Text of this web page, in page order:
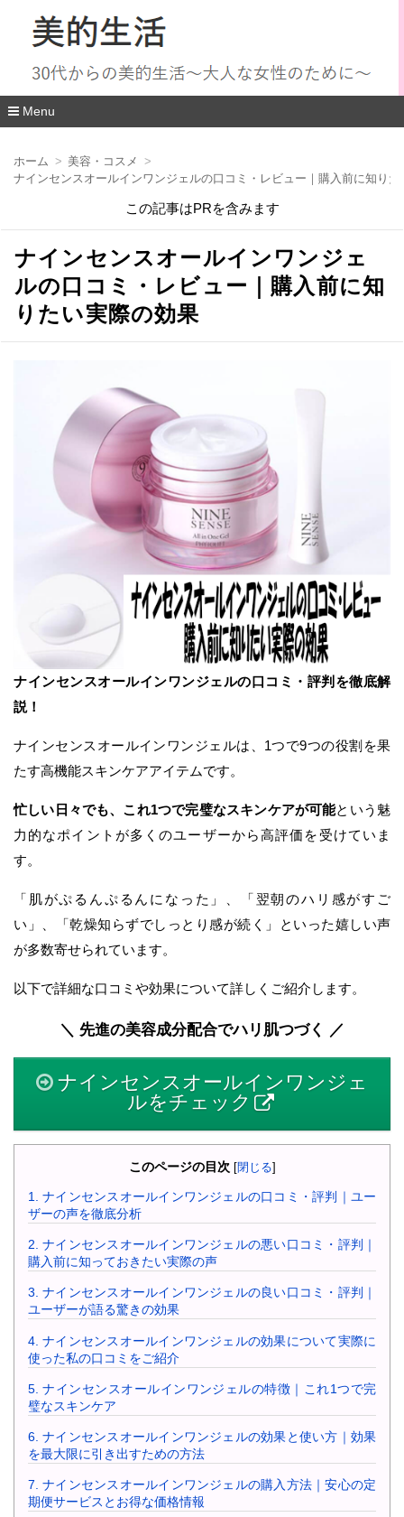
Menu
移
ホーム
美容・コスメ
ナインセンスオールインワンジェルの口コミ・レビュー｜購入前に知りた
この記事はPRを含みます
ナインセンスオールインワンジェ
ルの口コミ・レビュー｜購入前に知
りたい実際の効果
ナインセンスオールインワンジェルの口コミ・評判を徹底解
説！
ナインセンスオールインワンジェルは、1つで9つの役割を果
たす高機能スキンケアアイテムです。
忙しい日々でも、これ1つで完璧なスキンケアが可能という魅
力的なポイントが多くのユーザーから高評価を受けていま
す。
「肌がぷるんぷるんになった」、「翌朝のハリ感がすご
い」、「乾燥知らずでしっとり感が続く」といった嬉しい声
が多数寄せられています。
以下で詳細な口コミや効果について詳しくご紹介します。
＼ 先進の美容成分配合でハリ肌つづく ／
ナインセンスオールインワンジェ
ルをチェック
このページの目次 [閉じる]
1.
ナインセンスオールインワンジェルの口コミ・評判｜ユー
ザーの声を徹底分析
2. ナインセンスオールインワンジェルの悪い口コミ・評判｜
購入前に知っておきたい実際の声
3. ナインセンスオールインワンジェルの良い口コミ・評判｜
ユーザーが語る驚きの効果
4. ナインセンスオールインワンジェルの効果について実際に
使った私の口コミをご紹介
5. ナインセンスオールインワンジェルの特徴｜これ1つで完
璧なスキンケア
6. ナインセンスオールインワンジェルの効果と使い方｜効果
を最大限に引き出すための方法
7. ナインセンスオールインワンジェルの購入方法｜安心の定
期便サービスとお得な価格情報